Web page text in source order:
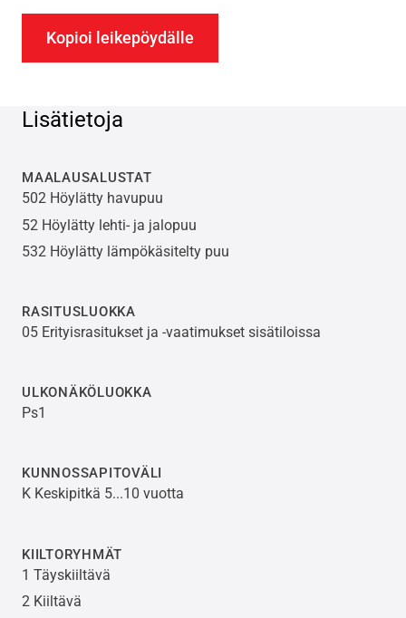
Kopioi leikepöydälle
Lisätietoja
MAALAUSALUSTAT
502 Höylätty havupuu
52 Höylätty lehti- ja jalopuu
532 Höylätty lämpökäsitelty puu
RASITUSLUOKKA
05 Erityisrasitukset ja -vaatimukset sisätiloissa
ULKONÄKÖLUOKKA
Ps1
KUNNOSSAPITOVÄLI
K Keskipitkä 5...10 vuotta
KIILTORYHMÄT
1 Täyskiiltävä
2 Kiiltävä